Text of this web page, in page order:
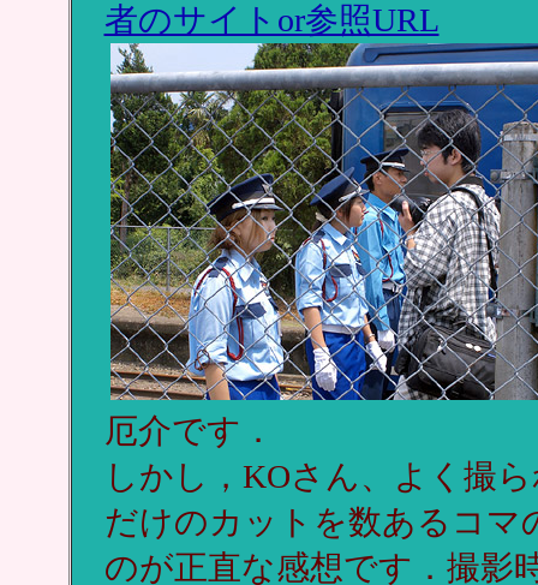
者のサイトor参照URL
厄介です．
しかし，KOさん、よく撮
だけのカットを数あるコマ
のが正直な感想です．撮影